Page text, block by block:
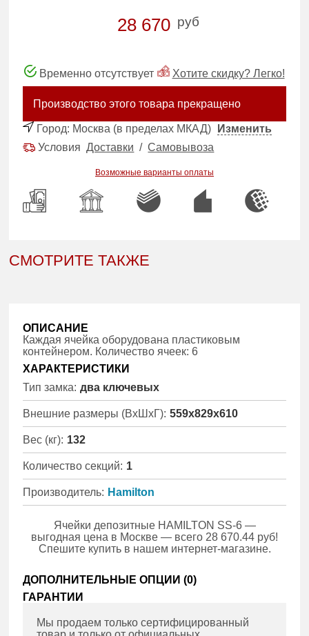
28 670 руб
Временно отсутствует Хотите скидку? Легко!
Производство этого товара прекращено
Город: Москва (в пределах МКАД)
Изменить
УсловияДоставки /Самовывоза
Возможные варианты оплаты
СМОТРИТЕ ТАКЖЕ
ОПИСАНИЕ
Каждая ячейка оборудована пластиковым
контейнером. Количество ячеек: 6
ХАРАКТЕРИСТИКИ
Тип замка: два ключевых
Внешние размеры (ВхШхГ): 559x829x610
Вес (кг): 132
Количество секций: 1
Производитель: Hamilton
Ячейки депозитные HAMILTON SS-6 —
выгодная цена в Москве — всего 28 670.44 руб!
Спешите купить в нашем интернет-магазине.
ДОПОЛНИТЕЛЬНЫЕ ОПЦИИ (0)
ГАРАНТИИ
Мы продаем только сертифицированный